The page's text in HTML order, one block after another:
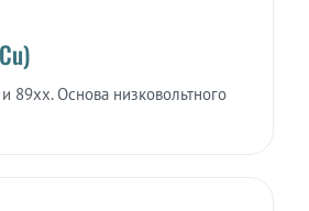
89xx. Основа низковольтного